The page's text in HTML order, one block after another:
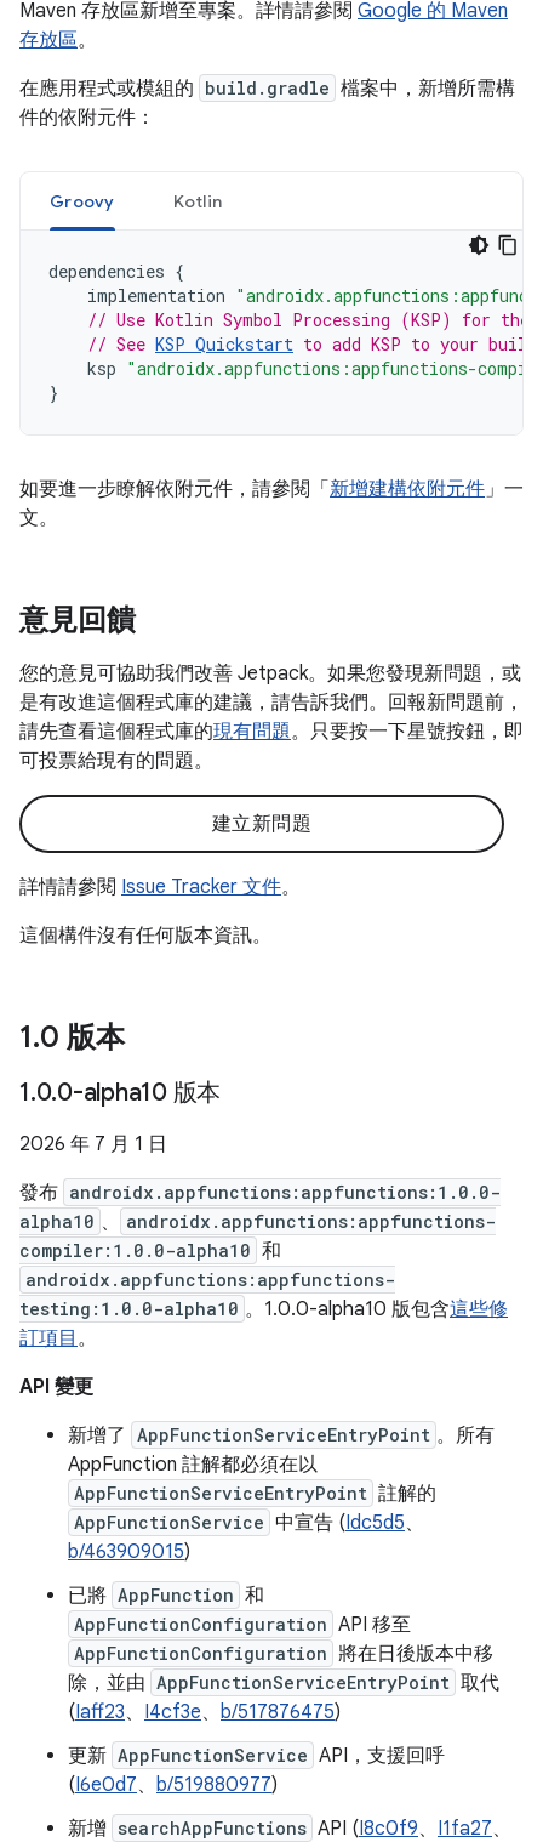
Maven 存放區新增至專案。詳情請參閱 Google 的 Maven
存放區。
在應用程式或模組的 build.gradle 檔案中，新增所需構
件的依附元件：
Groovy Kotlin
dependencies {
implementation
// Use Kotlin Symbol Processing (KSP) for
// See KSP Quickstart to add KSP to your build
ksp "androidx.appfunctions:appfunctions-
}
如要進一步瞭解依附元件，請參閱「 新增建構依附元件」一
文。
意見回饋
您的意見可協助我們改善 Jetpack。如果您發現新問題，或
是有改進這個程式庫的建議，請告訴我們。回報新問題前，
請先查看這個程式庫的現有問題。只要按一下星號按鈕，即
可投票給現有的問題。
建立新問題
詳情請參閱 Issue Tracker 文件。
這個構件沒有任何版本資訊。
1.0 版本
1.0.0-alpha10 版本
2026 年 7 月 1 日
發布 androidx.appfunctions:appfunctions:1.0.0-
alpha10 、
androidx.appfunctions:appfunctions-
compiler:1.0.0-alpha10 和
androidx.appfunctions:appfunctions-
testing:1.0.0-alpha10 。1.0.0-alpha10 版包含這些修
訂項目 。
API 變更
新增了 AppFunctionServiceEntryPoint 。所有
AppFunction 註解都必須在以
AppFunctionServiceEntryPoint 註解的
AppFunctionService 中宣告 (Idc5d5、
b/463909015)
已將 AppFunction 和
AppFunctionConfiguration API 移至
AppFunctionConfiguration 將在日後版本中移
除，並由 AppFunctionServiceEntryPoint 取代
(Iaff23、 I4cf3e、 b/517876475)
更新 AppFunctionService API，支援回呼
(I6e0d7、 b/519880977)
新增 searchAppFunctions API (I8c0f9、 I1fa27、